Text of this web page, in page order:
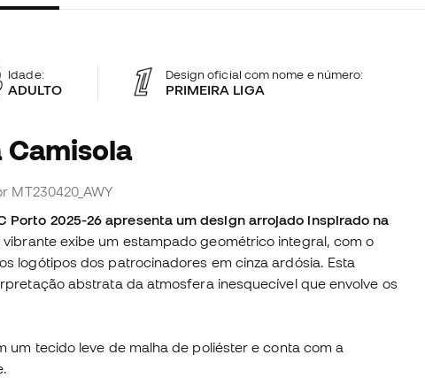
Idade:
ADULTO
Design oficial com nome e número:
PRIMEIRA LIGA
MT230420_AWY
Porto 2025-26 apresenta um design arrojado inspirado na
vibrante exibe um estampado geométrico integral, com o
logótipos dos patrocinadores em cinza ardósia. Esta
abstrata da atmosfera inesquecível que envolve os
um tecido leve de malha de poliéster e conta com a